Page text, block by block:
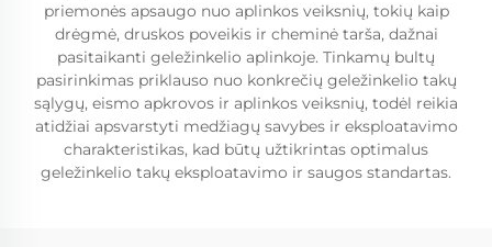
priemonės apsaugo nuo aplinkos veiksnių, tokių kaip
drėgmė, druskos poveikis ir cheminė tarša, dažnai
pasitaikanti geležinkelio aplinkoje. Tinkamų bultų
pasirinkimas priklauso nuo konkrečių geležinkelio takų
sąlygų, eismo apkrovos ir aplinkos veiksnių, todėl reikia
atidžiai apsvarstyti medžiagų savybes ir eksploatavimo
charakteristikas, kad būtų užtikrintas optimalus
geležinkelio takų eksploatavimo ir saugos standartas.